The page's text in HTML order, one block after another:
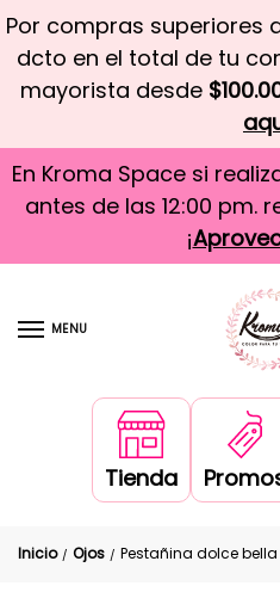
Por compras superiores
dcto en el total de tu
mayorista desde
En Kroma Space si
antes de las 12:00 pm.
¡
MENU
Tienda
Inicio / Ojos / Pestañina dolce